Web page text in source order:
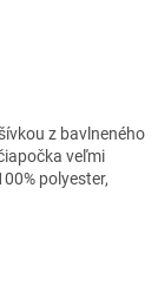
z bavlneného
veľmi
polyester,